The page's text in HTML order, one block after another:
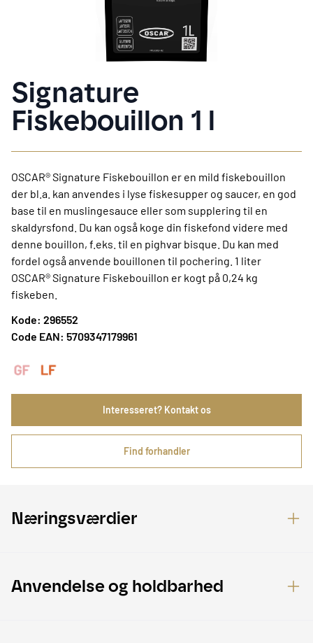
Signature
Fiskebouillon 1 l
OSCAR® Signature Fiskebouillon er en mild fiskebouillon
der bl.a. kan anvendes i lyse fiskesupper og saucer, en god
base til en muslingesauce eller som supplering til en
skaldyrsfond. Du kan også koge din fiskefond videre med
denne bouillon, f.eks. til en pighvar bisque. Du kan med
fordel også anvende bouillonen til pochering. 1 liter
OSCAR® Signature Fiskebouillon er kogt på 0,24 kg
fiskeben.
Kode: 296552
Code EAN: 5709347179961
Interesseret? Kontakt os
Find forhandler
Næringsværdier
Anvendelse og holdbarhed